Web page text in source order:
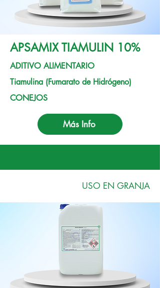
APSAMIX TIAMULIN 10%
ADITIVO ALIMENTARIO
Tiamulina (Fumarato de Hidrógeno)
CONEJOS
Más Info
USO EN GRANJA